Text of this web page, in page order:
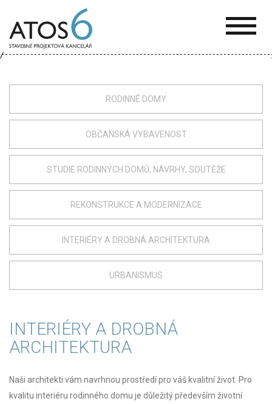
6
RODINNÉ DOMY
OBČANSKÁ VYBAVENOST
STUDIE RODINNÝCH DOMŮ, NÁVRHY, SOUTĚŽE
REKONSTRUKCE A MODERNIZACE
INTERIÉRY A DROBNÁ ARCHITEKTURA
URBANISMUS
INTERIÉRY A DROBNÁ
ARCHITEKTURA
Naši architekti vám navrhnou prostředí pro váš kvalitní život. Pro
kvalitu interiéru rodinného domu je důležitý především životní